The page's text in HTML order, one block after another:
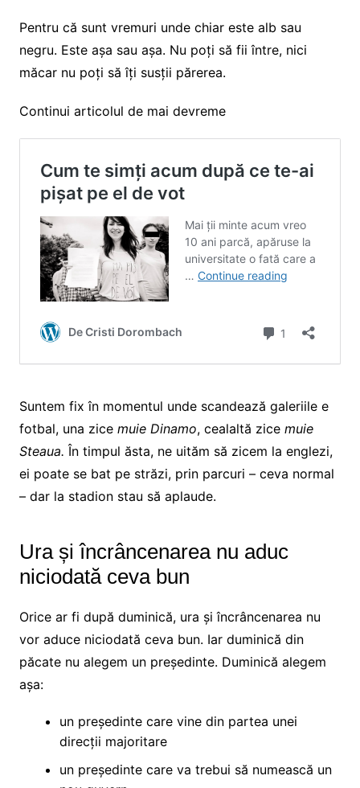
Pentru că sunt vremuri unde chiar este alb sau
negru. Este așa sau așa. Nu poți să fii între, nici
măcar nu poți să îți susții părerea.
Continui articolul de mai devreme
Suntem fix în momentul unde scandează galeriile e
fotbal, una zicemuie Dinamo, cealaltă zice muie
Steaua. În timpul ăsta, ne uităm să zicem la englezi,
ei poate se bat pe străzi, prin parcuri – ceva normal
– dar la stadion stau să aplaude.
Ura și încrâncenarea nu aduc
niciodată ceva bun
Orice ar fi după duminică, ura și încrâncenarea nu
vor aduce niciodată ceva bun. Iar duminică din
păcate nu alegem un președinte. Duminică alegem
așa:
un președinte care vine din partea unei
direcții majoritare
un președinte care va trebui să numească un